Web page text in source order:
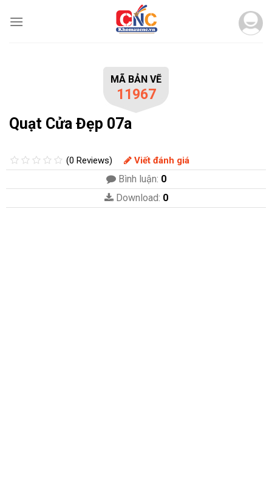
MÃ BẢN VẼ
11967
Quạt Cửa Đẹp 07a
(0 Reviews) Viết đánh giá
Bình luận: 0
Download: 0